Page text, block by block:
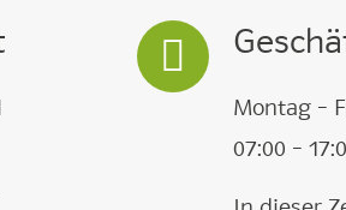
Montag –
07:00 –